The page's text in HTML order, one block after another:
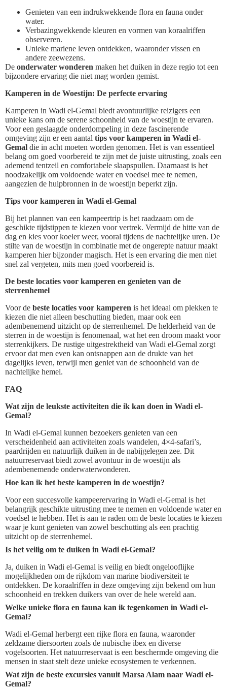
Genieten van een indrukwekkende flora en fauna onder
water.
Verbazingwekkende kleuren en vormen van koraalriffen
observeren.
Unieke mariene leven ontdekken, waaronder vissen en
andere zeewezens.
De onderwater wonderen maken het duiken in deze regio tot een
bijzondere ervaring die niet mag worden gemist.
Kamperen in de Woestijn: De perfecte ervaring
Kamperen in Wadi el-Gemal biedt avontuurlijke reizigers een
unieke kans om de serene schoonheid van de woestijn te ervaren.
Voor een geslaagde onderdompeling in deze fascinerende
omgeving zijn er een aantal tips voor kamperen in Wadi el-
Gemal die in acht moeten worden genomen. Het is van essentieel
belang om goed voorbereid te zijn met de juiste uitrusting, zoals een
ademend tentzeil en comfortabele slaapspullen. Daarnaast is het
noodzakelijk om voldoende water en voedsel mee te nemen,
aangezien de hulpbronnen in de woestijn beperkt zijn.
Tips voor kamperen in Wadi el-Gemal
Bij het plannen van een kampeertrip is het raadzaam om de
geschikte tijdstippen te kiezen voor vertrek. Vermijd de hitte van de
dag en kies voor koeler weer, vooral tijdens de nachtelijke uren. De
stilte van de woestijn in combinatie met de ongerepte natuur maakt
kamperen hier bijzonder magisch. Het is een ervaring die men niet
snel zal vergeten, mits men goed voorbereid is.
De beste locaties voor kamperen en genieten van de
sterrenhemel
Voor de beste locaties voor kamperen is het ideaal om plekken te
kiezen die niet alleen beschutting bieden, maar ook een
adembenemend uitzicht op de sterrenhemel. De helderheid van de
sterren in de woestijn is fenomenaal, wat het een droom maakt voor
sterrenkijkers. De rustige uitgestrektheid van Wadi el-Gemal zorgt
ervoor dat men even kan ontsnappen aan de drukte van het
dagelijks leven, terwijl men geniet van de schoonheid van de
nachtelijke hemel.
FAQ
Wat zijn de leukste activiteiten die ik kan doen in Wadi el-
Gemal?
In Wadi el-Gemal kunnen bezoekers genieten van een
verscheidenheid aan activiteiten zoals wandelen, 4×4-safari’s,
paardrijden en natuurlijk duiken in de nabijgelegen zee. Dit
natuurreservaat biedt zowel avontuur in de woestijn als
adembenemende onderwaterwonderen.
Hoe kan ik het beste kamperen in de woestijn?
Voor een succesvolle kampeerervaring in Wadi el-Gemal is het
belangrijk geschikte uitrusting mee te nemen en voldoende water en
voedsel te hebben. Het is aan te raden om de beste locaties te kiezen
waar je kunt genieten van zowel beschutting als een prachtig
uitzicht op de sterrenhemel.
Is het veilig om te duiken in Wadi el-Gemal?
Ja, duiken in Wadi el-Gemal is veilig en biedt ongelooflijke
mogelijkheden om de rijkdom van marine biodiversiteit te
ontdekken. De koraalriffen in deze omgeving zijn bekend om hun
schoonheid en trekken duikers van over de hele wereld aan.
Welke unieke flora en fauna kan ik tegenkomen in Wadi el-
Gemal?
Wadi el-Gemal herbergt een rijke flora en fauna, waaronder
zeldzame diersoorten zoals de nubische ibex en diverse
vogelsoorten. Het natuurreservaat is een beschermde omgeving die
mensen in staat stelt deze unieke ecosystemen te verkennen.
Wat zijn de beste excursies vanuit Marsa Alam naar Wadi el-
Gemal?